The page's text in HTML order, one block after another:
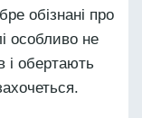
обізнані про
особливо не
і обертають